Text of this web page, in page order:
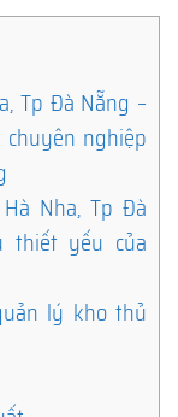
Tp Đà Nẵng –
nghiệp
Nha, Tp Đà
thiết yếu của
lý kho thủ